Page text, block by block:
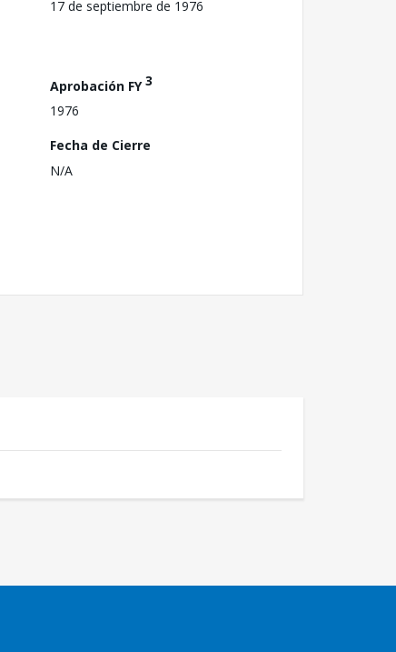
17 de septiembre de 1976
Aprobación FY3
1976
Fecha de Cierre
N/A